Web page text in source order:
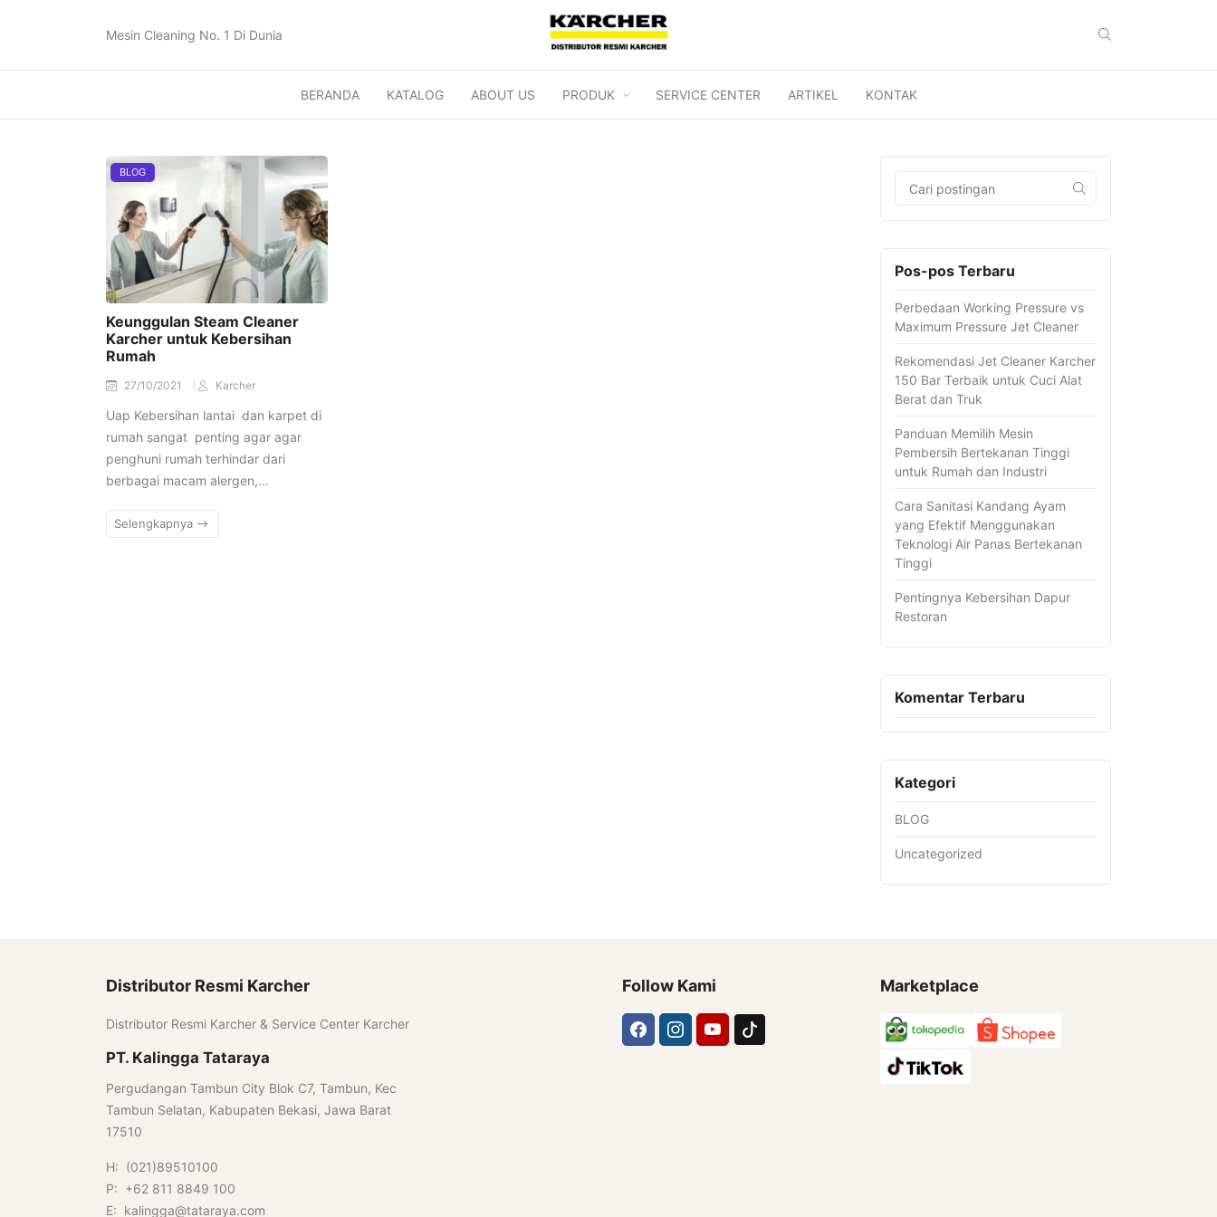
Mesin Cleaning No. 1 Di Dunia
BERANDA KATALOG ABOUT US PRODUK SERVICE CENTER ARTIKEL KONTAK
BLOG
Keunggulan Steam Cleaner
Karcher untuk Kebersihan
Rumah
27/10/2021 Karcher
Uap Kebersihan lantai dan karpet di
rumah sangat penting agar agar
penghuni rumah terhindar dari
berbagai macam alergen,…
Selengkapnya
Pos-pos Terbaru
Perbedaan Working Pressure vs
Maximum Pressure Jet Cleaner
Rekomendasi Jet Cleaner Karcher
150 Bar Terbaik untuk Cuci Alat
Berat dan Truk
Panduan Memilih Mesin
Pembersih Bertekanan Tinggi
untuk Rumah dan Industri
Cara Sanitasi Kandang Ayam
yang Efektif Menggunakan
Teknologi Air Panas Bertekanan
Tinggi
Pentingnya Kebersihan Dapur
Restoran
Komentar Terbaru
Kategori
BLOG
Uncategorized
Distributor Resmi Karcher
Distributor Resmi Karcher & Service Center Karcher
PT. Kalingga Tataraya
Pergudangan Tambun City Blok C7, Tambun, Kec
Tambun Selatan, Kabupaten Bekasi, Jawa Barat
17510
H: (021)89510100
P: +62 811 8849 100
E: kalingga@tataraya.com
Follow Kami Marketplace